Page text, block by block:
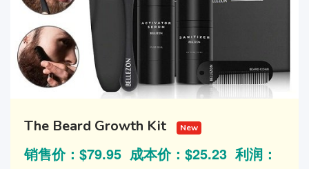
The Beard Growth Kit New
销售价：$79.95 成本价：$25.23 利润：